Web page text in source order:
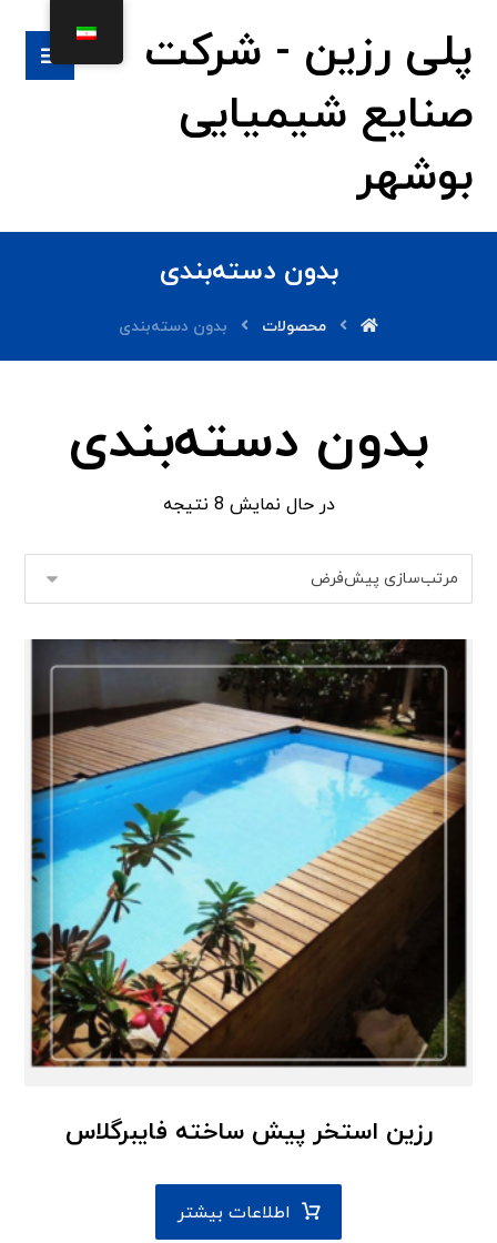
پلی رزین - شرکت
صنایع شیمیایی
بوشهر
بدون دسته‌بندی
محصولات بدون دسته‌بندی
بدون دسته‌بندی
در حال نمایش 8 نتیجه
رزین استخر پیش ساخته فایبرگلاس
اطلاعات بیشتر